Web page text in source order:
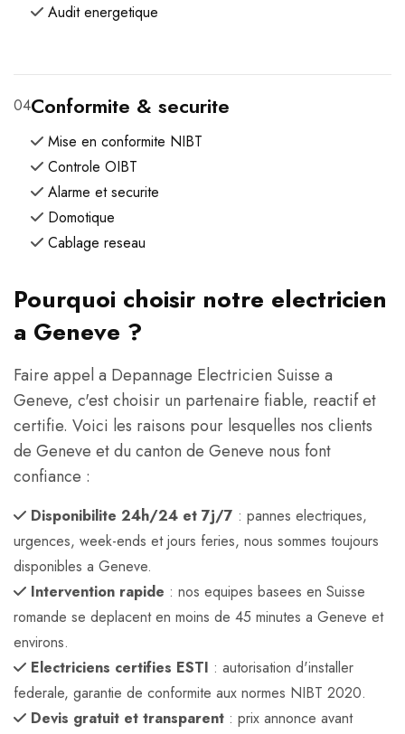
Audit energetique
04Conformite & securite
Mise en conformite NIBT
Controle OIBT
Alarme et securite
Domotique
Cablage reseau
Pourquoi choisir notre electricien
a Geneve ?
Faire appel a Depannage Electricien Suisse a
Geneve, c'est choisir un partenaire fiable, reactif et
certifie. Voici les raisons pour lesquelles nos clients
de Geneve et du canton de Geneve nous font
confiance :
Disponibilite 24h/24 et 7j/7 : pannes electriques,
urgences, week-ends et jours feries, nous sommes toujours
disponibles a Geneve.
Intervention rapide : nos equipes basees en Suisse
romande se deplacent en moins de 45 minutes a Geneve et
environs.
Electriciens certifies ESTI : autorisation d'installer
federale, garantie de conformite aux normes NIBT 2020.
Devis gratuit et transparent : prix annonce avant